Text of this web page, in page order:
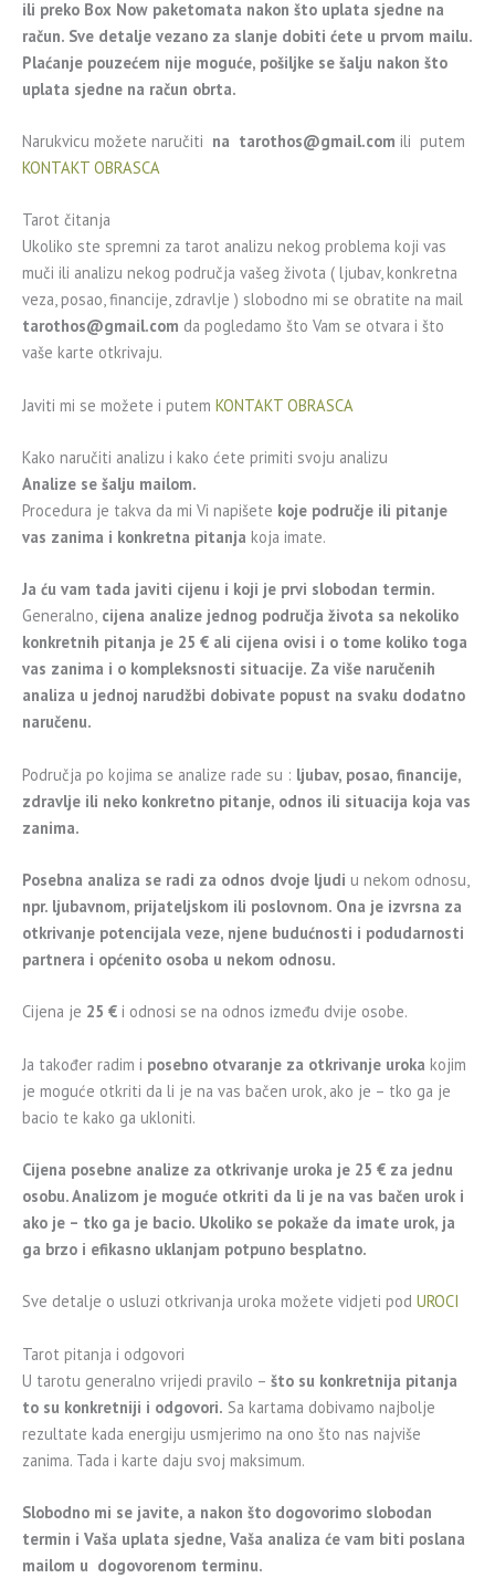
ili preko Box Now paketomata nakon što uplata sjedne na
račun. Sve detalje vezano za slanje dobiti ćete u prvom mailu.
Plaćanje pouzećem nije moguće, pošiljke se šalju nakon što
uplata sjedne na račun obrta.
Narukvicu možete naručiti na tarothos@gmail.com ili putem
KONTAKT OBRASCA
Tarot čitanja
Ukoliko ste spremni za tarot analizu nekog problema koji vas
muči ili analizu nekog područja vašeg života ( ljubav, konkretna
veza, posao, financije, zdravlje ) slobodno mi se obratite na mail
tarothos@gmail.com da pogledamo što Vam se otvara i što
vaše karte otkrivaju.
Javiti mi se možete i putem KONTAKT OBRASCA
Kako naručiti analizu i kako ćete primiti svoju analizu
Analize se šalju mailom.
Procedura je takva da mi Vi napišete koje područje ili pitanje
vas zanima i konkretna pitanja koja imate.
Ja ću vam tada javiti cijenu i koji je prvi slobodan termin.
Generalno, cijena analize jednog područja života sa nekoliko
konkretnih pitanja je 25 € ali cijena ovisi i o tome koliko toga
vas zanima i o kompleksnosti situacije. Za više naručenih
analiza u jednoj narudžbi dobivate popust na svaku dodatno
naručenu.
Područja po kojima se analize rade su : ljubav, posao, financije,
zdravlje ili neko konkretno pitanje, odnos ili situacija koja vas
zanima.
Posebna analiza se radi za odnos dvoje ljudi u nekom odnosu,
npr. ljubavnom, prijateljskom ili poslovnom. Ona je izvrsna za
otkrivanje potencijala veze, njene budućnosti i podudarnosti
partnera i općenito osoba u nekom odnosu.
Cijena je 25 € i odnosi se na odnos između dvije osobe.
Ja također radim i posebno otvaranje za otkrivanje uroka kojim
je moguće otkriti da li je na vas bačen urok, ako je – tko ga je
bacio te kako ga ukloniti.
Cijena posebne analize za otkrivanje uroka je 25 € za jednu
osobu. Analizom je moguće otkriti da li je na vas bačen urok i
ako je – tko ga je bacio. Ukoliko se pokaže da imate urok, ja
ga brzo i efikasno uklanjam potpuno besplatno.
Sve detalje o usluzi otkrivanja uroka možete vidjeti pod UROCI
Tarot pitanja i odgovori
U tarotu generalno vrijedi pravilo – što su konkretnija pitanja
to su konkretniji i odgovori. Sa kartama dobivamo najbolje
rezultate kada energiju usmjerimo na ono što nas najviše
zanima. Tada i karte daju svoj maksimum.
Slobodno mi se javite, a nakon što dogovorimo slobodan
termin i Vaša uplata sjedne, Vaša analiza će vam biti poslana
mailom u dogovorenom terminu.